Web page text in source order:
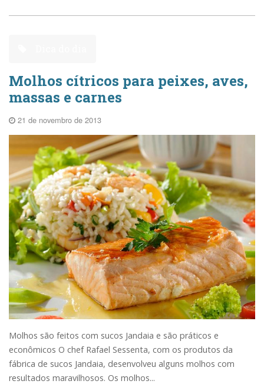
Molhos cítricos para peixes, aves,
massas e carnes
21 de novembro de 2013
Molhos são feitos com sucos Jandaia e são práticos e
econômicos O chef Rafael Sessenta, com os produtos da
fábrica de sucos Jandaia, desenvolveu alguns molhos com
resultados maravilhosos. Os molhos...